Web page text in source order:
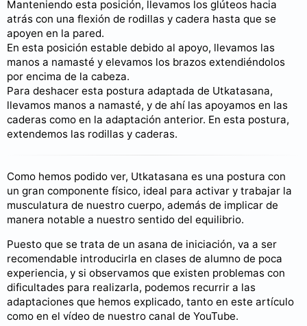
Manteniendo esta posición, llevamos los glúteos hacia
atrás con una flexión de rodillas y cadera hasta que se
apoyen en la pared.
En esta posición estable debido al apoyo, llevamos las
manos a namasté y elevamos los brazos extendiéndolos
por encima de la cabeza.
Para deshacer esta postura adaptada de Utkatasana,
llevamos manos a namasté, y de ahí las apoyamos en las
caderas como en la adaptación anterior. En esta postura,
extendemos las rodillas y caderas.
Como hemos podido ver, Utkatasana es una postura con
un gran componente físico, ideal para activar y trabajar la
musculatura de nuestro cuerpo, además de implicar de
manera notable a nuestro sentido del equilibrio.
Puesto que se trata de un asana de iniciación, va a ser
recomendable introducirla en clases de alumno de poca
experiencia, y si observamos que existen problemas con
dificultades para realizarla, podemos recurrir a las
adaptaciones que hemos explicado, tanto en este artículo
como en el vídeo de nuestro canal de YouTube.